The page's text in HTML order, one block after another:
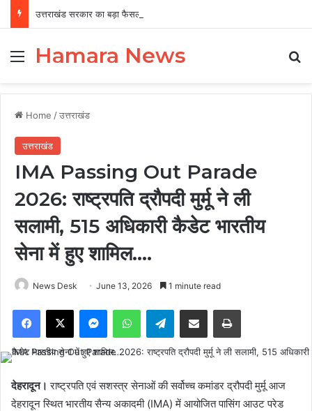
MenuHamara News
Home /उत्तराखंड
उत्तराखंड
IMA Passing Out Parade
2026: राष्ट्रपति द्रौपदी मुर्मू ने ली
सलामी, 515 अधिकारी कैडेट भारतीय
सेना में हुए शामिल….
News Desk June 13, 2026 1 minute read
Facebook
X MessengerWhatsAppTelegramShare via Email Print
देहरादून। राष्ट्रपति एवं सशस्त्र सेनाओं की सर्वोच्च कमांडर द्रौपदी मुर्मू आज
देहरादून स्थित भारतीय सैन्य अकादमी (IMA) में आयोजित पासिंग आउट परेड